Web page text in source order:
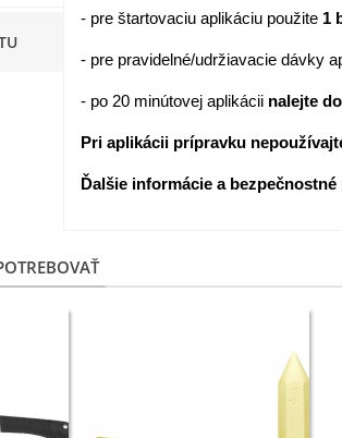
- Alaska Mix
- predaj...
modrý -
- pre štartovaciu aplikáciu použite 1
- pre pravidelné/udržiavacie dávky
- po 20 minútovej aplikácii nalejte
Pri aplikácii prípravku
Ďalšie informácie a